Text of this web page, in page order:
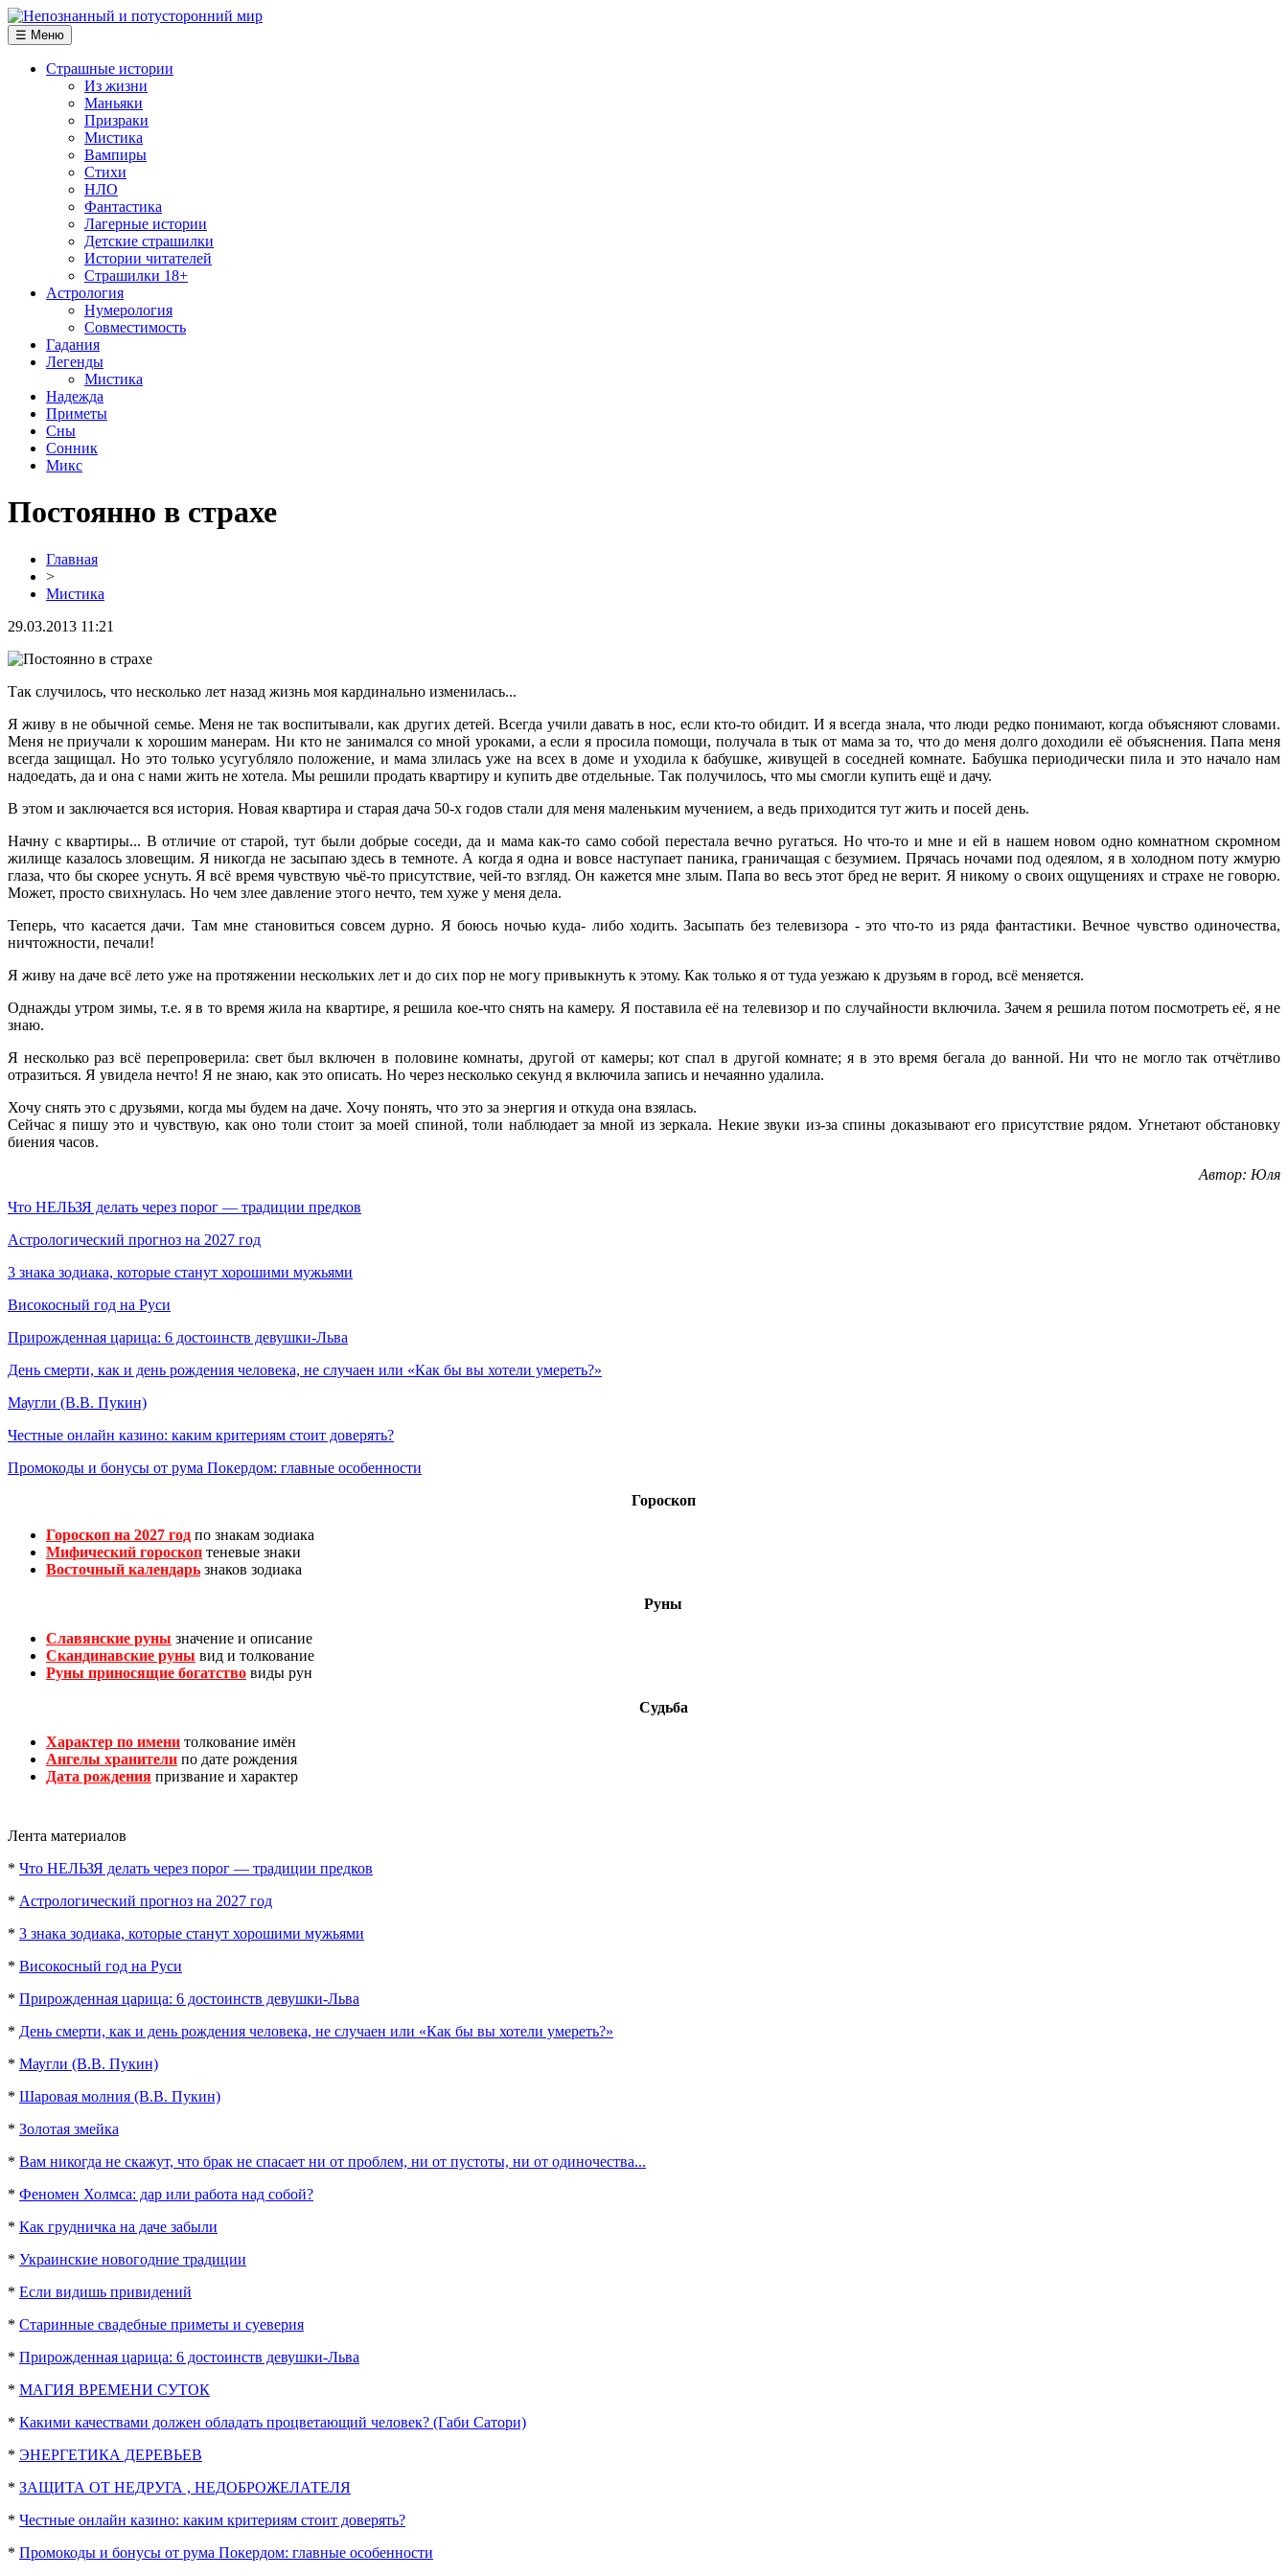
☰ Меню
Страшные истории
Из жизни
Маньяки
Призраки
Мистика
Вампиры
Стихи
НЛО
Фантастика
Лагерные истории
Детские страшилки
Истории читателей
Страшилки 18+
Астрология
Нумерология
Совместимость
Гадания
Легенды
Мистика
Надежда
Приметы
Сны
Сонник
Микс
Постоянно в страхе
Главная
>
Мистика
29.03.2013 11:21
Так случилось, что несколько лет назад жизнь моя кардинально изменилась...
Я живу в не обычной семье. Меня не так воспитывали, как других детей. Всегда учили давать в нос, если кто-то обидит. И я всегда знала, что люди редко понимают, когда объясняют словами.
Меня не приучали к хорошим манерам. Ни кто не занимался со мной уроками, а если я просила помощи, получала в тык от мама за то, что до меня долго доходили её объяснения. Папа меня
всегда защищал. Но это только усугубляло положение, и мама злилась уже на всех в доме и уходила к бабушке, живущей в соседней комнате. Бабушка периодически пила и это начало нам
надоедать, да и она с нами жить не хотела. Мы решили продать квартиру и купить две отдельные. Так получилось, что мы смогли купить ещё и дачу.
В этом и заключается вся история. Новая квартира и старая дача 50-х годов стали для меня маленьким мучением, а ведь приходится тут жить и посей день.
Начну с квартиры... В отличие от старой, тут были добрые соседи, да и мама как-то само собой перестала вечно ругаться. Но что-то и мне и ей в нашем новом одно комнатном скромном
жилище казалось зловещим. Я никогда не засыпаю здесь в темноте. А когда я одна и вовсе наступает паника, граничащая с безумием. Прячась ночами под одеялом, я в холодном поту жмурю
глаза, что бы скорее уснуть. Я всё время чувствую чьё-то присутствие, чей-то взгляд. Он кажется мне злым. Папа во весь этот бред не верит. Я никому о своих ощущениях и страхе не говорю.
Может, просто свихнулась. Но чем злее давление этого нечто, тем хуже у меня дела.
Теперь, что касается дачи. Там мне становиться совсем дурно. Я боюсь ночью куда- либо ходить. Засыпать без телевизора - это что-то из ряда фантастики. Вечное чувство одиночества,
ничтожности, печали!
Я живу на даче всё лето уже на протяжении нескольких лет и до сих пор не могу привыкнуть к этому. Как только я от туда уезжаю к друзьям в город, всё меняется.
Однажды утром зимы, т.е. я в то время жила на квартире, я решила кое-что снять на камеру. Я поставила её на телевизор и по случайности включила. Зачем я решила потом посмотреть её, я не
знаю.
Я несколько раз всё перепроверила: свет был включен в половине комнаты, другой от камеры; кот спал в другой комнате; я в это время бегала до ванной. Ни что не могло так отчётливо
отразиться. Я увидела нечто! Я не знаю, как это описать. Но через несколько секунд я включила запись и нечаянно удалила.
Хочу снять это с друзьями, когда мы будем на даче. Хочу понять, что это за энергия и откуда она взялась.
Сейчас я пишу это и чувствую, как оно толи стоит за моей спиной, толи наблюдает за мной из зеркала. Некие звуки из-за спины доказывают его присутствие рядом. Угнетают обстановку
биения часов.
Автор: Юля
Что НЕЛЬЗЯ делать через порог — традиции предков
Астрологический прогноз на 2027 год
3 знака зодиака, которые станут хорошими мужьями
Високосный год на Руси
Прирожденная царица: 6 достоинств девушки-Льва
День смерти, как и день рождения человека, не случаен или «Как бы вы хотели умереть?»
Маугли (В.В. Пукин)
Честные онлайн казино: каким критериям стоит доверять?
Промокоды и бонусы от рума Покердом: главные особенности
Гороскоп
Гороскоп на 2027 год по знакам зодиака
Мифический гороскоп теневые знаки
Восточный календарь знаков зодиака
Руны
Славянские руны значение и описание
Скандинавские руны вид и толкование
Руны приносящие богатство виды рун
Судьба
Характер по имени толкование имён
Ангелы хранители по дате рождения
Дата рождения призвание и характер
Лента материалов
* Что НЕЛЬЗЯ делать через порог — традиции предков
* Астрологический прогноз на 2027 год
* 3 знака зодиака, которые станут хорошими мужьями
* Високосный год на Руси
* Прирожденная царица: 6 достоинств девушки-Льва
* День смерти, как и день рождения человека, не случаен или «Как бы вы хотели умереть?»
* Маугли (В.В. Пукин)
* Шаровая молния (В.В. Пукин)
* Золотая змейка
* Вам никогда не скажут, что брак не спасает ни от проблем, ни от пустоты, ни от одиночества...
* Феномен Холмса: дар или работа над собой?
* Как грудничка на даче забыли
* Украинские новогодние традиции
* Если видишь привидений
* Старинные свадебные приметы и суеверия
* Прирожденная царица: 6 достоинств девушки-Льва
* МАГИЯ ВРЕМЕНИ СУТОК
* Какими качествами должен обладать процветающий человек? (Габи Сатори)
* ЭНЕРГЕТИКА ДЕРЕВЬЕВ
* ЗАЩИТА ОТ НЕДРУГА , НЕДОБРОЖЕЛАТЕЛЯ
* Честные онлайн казино: каким критериям стоит доверять?
* Промокоды и бонусы от рума Покердом: главные особенности